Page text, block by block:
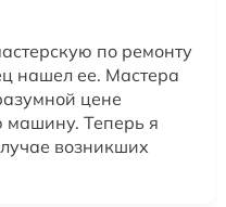
по ремонту
нашел ее. Мастера
цене
Теперь я
возникших